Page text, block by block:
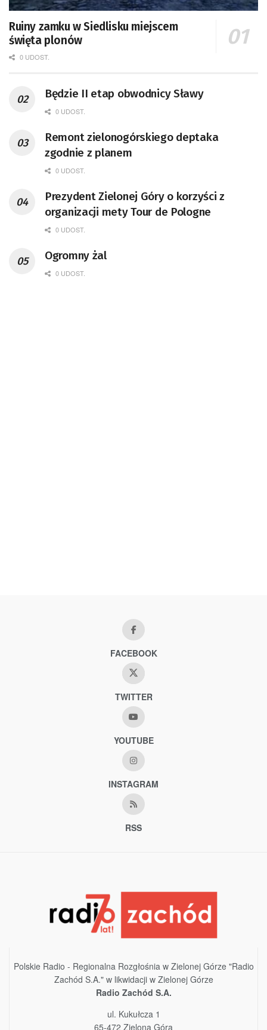
Ruiny zamku w Siedlisku miejscem
święta plonów
0 UDOST.
Będzie II etap obwodnicy Sławy
0 UDOST.
Remont zielonogórskiego deptaka
zgodnie z planem
0 UDOST.
Prezydent Zielonej Góry o korzyści z
organizacji mety Tour de Pologne
0 UDOST.
Ogromny żal
0 UDOST.
FACEBOOK
TWITTER
YOUTUBE
INSTAGRAM
RSS
Polskie Radio - Regionalna Rozgłośnia w Zielonej Górze "Radio
Zachód S.A." w likwidacji w Zielonej Górze
Radio Zachód S.A.
ul. Kukułcza 1
65-472 Zielona Góra